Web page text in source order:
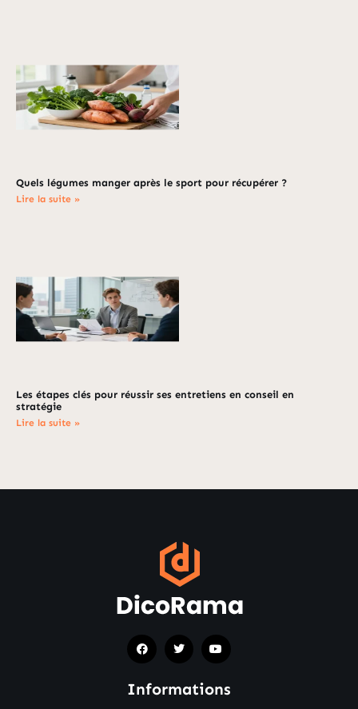
Quels légumes manger après le sport pour récupérer ?
Lire la suite »
Les étapes clés pour réussir ses entretiens en conseil en
stratégie
Lire la suite »
Informations